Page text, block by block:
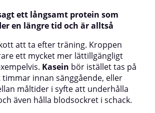
ett långsamt protein som
en längre tid och är alltså
att ta efter träning. Kroppen
ett mycket mer lättillgängligt
Kasein bör istället tas på
timmar innan sänggående, eller
måltider i syfte att underhålla
även hålla blodsockret i schack.